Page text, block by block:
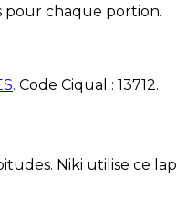
pour chaque portion.
. Code Ciqual : 13712.
Niki utilise ce